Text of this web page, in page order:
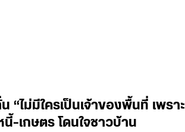
“ไม่มีใครเป็นเจ้าของพื้นที่ เพราะ
-เกษตร โดนใจชาวบ้าน